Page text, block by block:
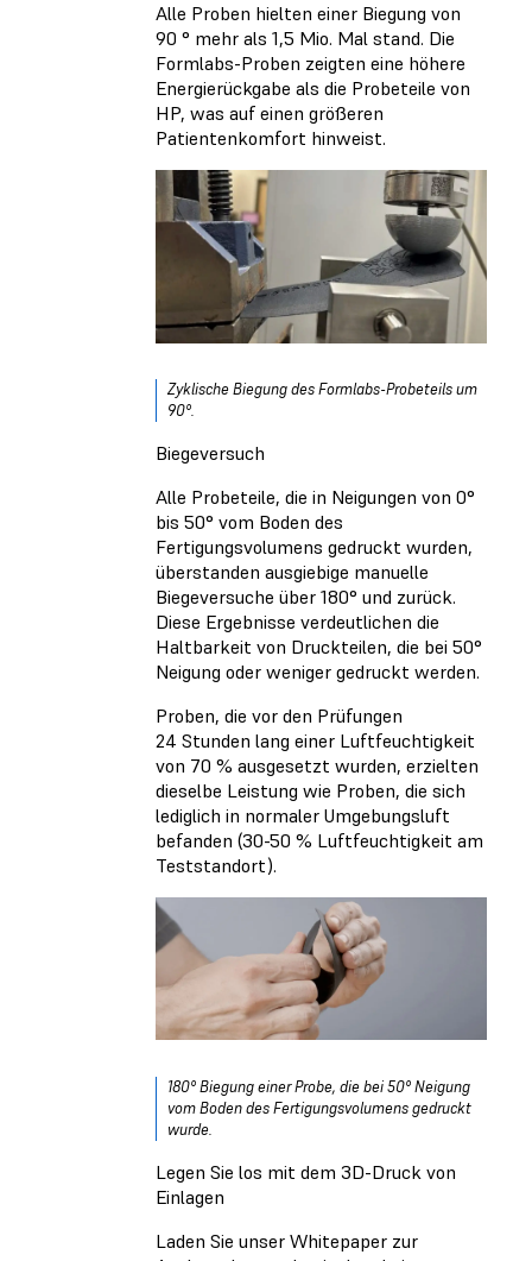
Alle Proben hielten einer Biegung von
90 ° mehr als 1,5 Mio. Mal stand. Die
Formlabs-Proben zeigten eine höhere
Energierückgabe als die Probeteile von
HP, was auf einen größeren
Patientenkomfort hinweist.
Zyklische Biegung des Formlabs-Probeteils um
90°.
Biegeversuch
Alle Probeteile, die in Neigungen von 0°
bis 50° vom Boden des
Fertigungsvolumens gedruckt wurden,
überstanden ausgiebige manuelle
Biegeversuche über 180° und zurück.
Diese Ergebnisse verdeutlichen die
Haltbarkeit von Druckteilen, die bei 50°
Neigung oder weniger gedruckt werden.
Proben, die vor den Prüfungen
24 Stunden lang einer Luftfeuchtigkeit
von 70 % ausgesetzt wurden, erzielten
dieselbe Leistung wie Proben, die sich
lediglich in normaler Umgebungsluft
befanden (30-50 % Luftfeuchtigkeit am
Teststandort).
180° Biegung einer Probe, die bei 50° Neigung
vom Boden des Fertigungsvolumens gedruckt
wurde.
Legen Sie los mit dem 3D-Druck von
Einlagen
Laden Sie unser Whitepaper zur